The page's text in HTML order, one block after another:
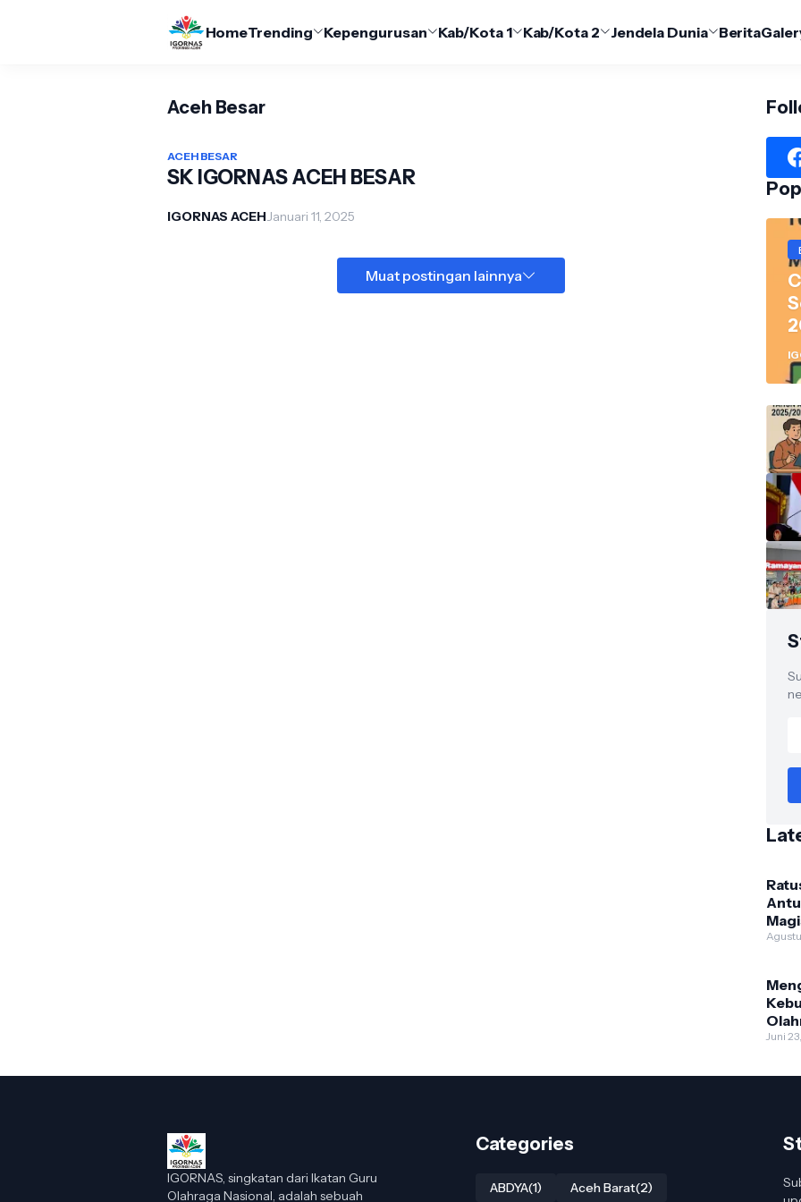
HomeTrending Kepengurusan Kab/Kota 1 Kab/Kota 2 Jendela Dunia Berita
Aceh Besar
ACEH BESAR
SK IGORNAS ACEH BESAR
IGORNAS ACEHJanuari 11, 2025
Muat postingan lainnya
Juni
IGORNAS, singkatan dari Ikatan Guru
Olahraga Nasional, adalah sebuah
Categories
ABDYA(1) Aceh Barat(2)